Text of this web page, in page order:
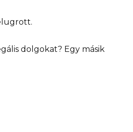
dolgokat? Egy másik